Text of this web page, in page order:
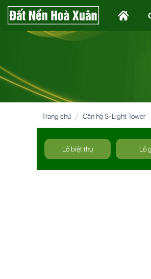
Trang chủ Căn hộ S-Light Tower
Lô biệt thự Lô